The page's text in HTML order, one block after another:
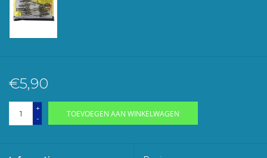
€5,90
+
-
TOEVOEGEN AAN WINKELWAGEN